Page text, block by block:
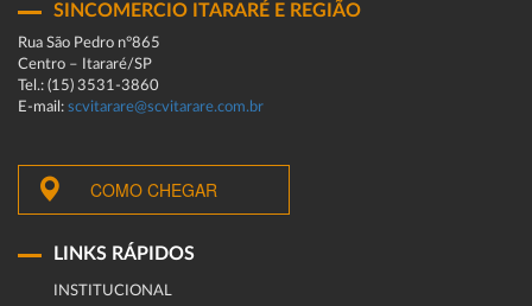
SINCOMERCIO ITARARÉ E REGIÃO
Rua São Pedro n°865
Centro – Itararé/SP
Tel.: (15) 3531-3860
E-mail: scvitarare@scvitarare.com.br
COMO CHEGAR
LINKS RÁPIDOS
INSTITUCIONAL